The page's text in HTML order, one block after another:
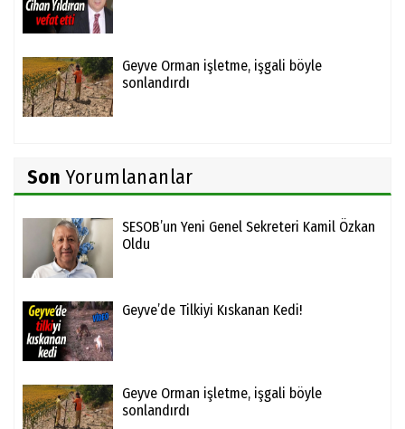
Geyve Orman işletme, işgali böyle
sonlandırdı
Son Yorumlananlar
SESOB’un Yeni Genel Sekreteri Kamil Özkan
Oldu
Geyve’de Tilkiyi Kıskanan Kedi!
Geyve Orman işletme, işgali böyle
sonlandırdı